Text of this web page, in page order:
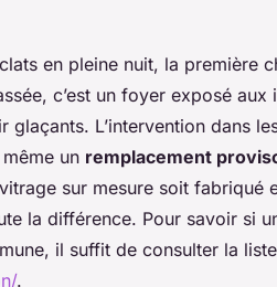
en pleine nuit, la première
c’est un foyer exposé
glaçants. L’intervention dans
un remplacement
sur mesure soit fabriqué
la différence. Pour savoir si
il suffit de consulter la
.